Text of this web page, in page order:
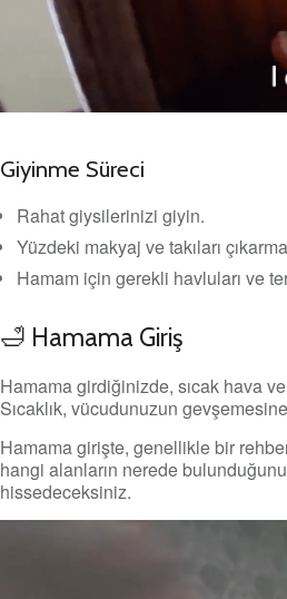
Giyinme Süreci
Rahat giysilerinizi giyin.
Yüzdeki makyaj ve takıları
Hamam için gerekli havluları ve
🛁 Hamama Giriş
Hamama girdiğinizde, sıcak hava
Sıcaklık, vücudunuzun
Hamama girişte, genellikle bir
hangi alanların nerede
hissedeceksiniz.